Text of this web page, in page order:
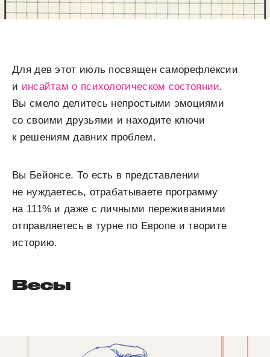
Для дев этот июль посвящен саморефлексии
и инсайтам о психологическом состоянии.
Вы смело делитесь непростыми эмоциями
со своими друзьями и находите ключи
к решениям давних проблем.
Вы Бейонсе. То есть в представлении
не нуждаетесь, отрабатываете программу
на 111% и даже с личными переживаниями
отправляетесь в турне по Европе и творите
историю.
Весы